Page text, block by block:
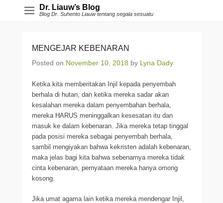
Dr. Liauw’s Blog
Blog Dr. Suhento Liauw tentang segala sesuatu
MENGEJAR KEBENARAN
Posted on November 10, 2018 by Lyna Dady
Ketika kita memberitakan Injil kepada penyembah
berhala di hutan, dan ketika mereka sadar akan
kesalahan mereka dalam penyembahan berhala,
mereka HARUS meninggalkan kesesatan itu dan
masuk ke dalam kebenaran. Jika mereka tetap tinggal
pada posisi mereka sebagai penyembah berhala,
sambil mengiyakan bahwa kekristen adalah kebenaran,
maka jelas bagi kita bahwa sebenarnya mereka tidak
cinta kebenaran, pernyataan mereka hanya omong
kosong.
Jika umat agama lain ketika mereka mendengar Injil,